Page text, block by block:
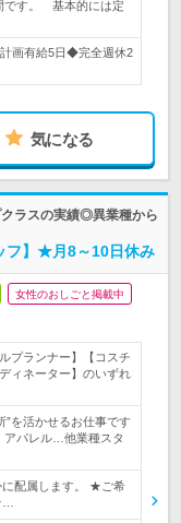
です。 基本的には定
画有給5日◆完全週休2
気になる
ラスの実績◎異業種から
フ】★月8～10日休み
女性のおしごと掲載中
プランナー】【コスチ
ィネーター】のいずれ
”を活かせるお仕事です
アパレル…他業種スタ
に配属します。 ★ご希